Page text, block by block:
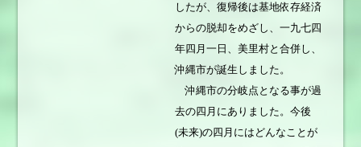
したが、復帰後は基地依存経済
からの脱却をめざし、一九七四
年四月一日、美里村と合併し、
沖縄市が誕生しました。
沖縄市の分岐点となる事が過
去の四月にありました。今後
(未来)の四月にはどんなことが